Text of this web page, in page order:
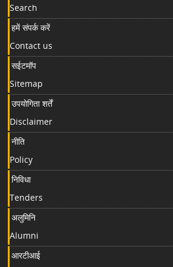
Search
हमें संपर्क करें
Contact us
सईटमॉप
Sitemap
उपयोगिता शर्तें
Disclaimer
नीति
Policy
निविधा
Tenders
अलुमिनि
Alumni
आरटीआई